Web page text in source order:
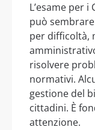
L’esame per
può
per difficoltà,
risolvere
normativi.
gestione del
cittadini. È
attenzione.